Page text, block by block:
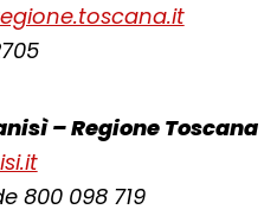
– Regione Toscana
800 098 719